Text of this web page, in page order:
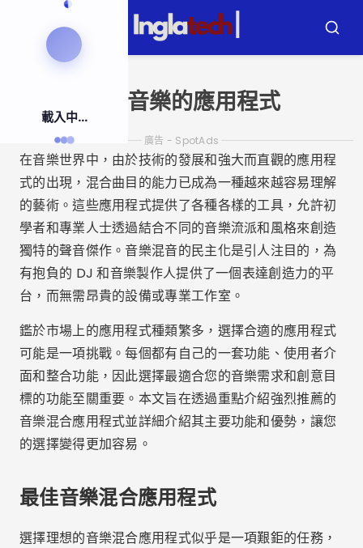
載入中...
布
混合音樂的應用程式
廣告 - SpotAds
在音樂世界中，由於技術的發展和強大而直觀的應用程
式的出現，混合曲目的能力已成為一種越來越容易理解
的藝術。這些應用程式提供了各種各樣的工具，允許初
學者和專業人士透過結合不同的音樂流派和風格來創造
獨特的聲音傑作。音樂混音的民主化是引人注目的，為
有抱負的 DJ 和音樂製作人提供了一個表達創造力的平
台，而無需昂貴的設備或專業工作室。
鑑於市場上的應用程式種類繁多，選擇合適的應用程式
可能是一項挑戰。每個都有自己的一套功能、使用者介
面和整合功能，因此選擇最適合您的音樂需求和創意目
標的功能至關重要。本文旨在透過重點介紹強烈推薦的
音樂混合應用程式並詳細介紹其主要功能和優勢，讓您
的選擇變得更加容易。
最佳音樂混合應用程式
選擇理想的音樂混合應用程式似乎是一項艱鉅的任務，